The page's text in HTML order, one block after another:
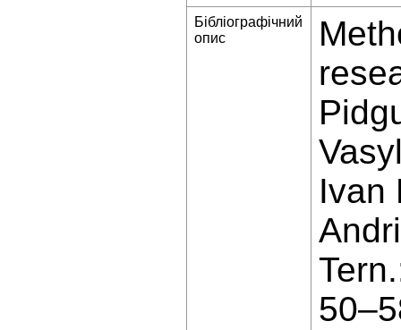
Бібліографічний
опис
Ivan